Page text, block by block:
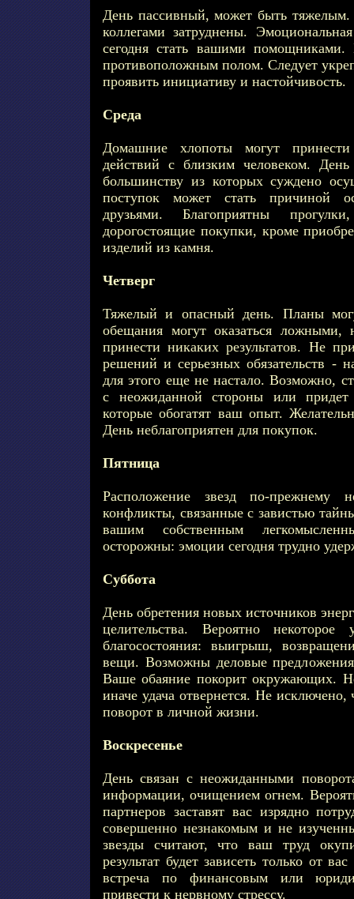
День пассивный, может быть тяжелым.
коллегами затруднены.
сегодня стать вашими помощниками.
противоположным полом. Следует
проявить инициативу и настойчивость.
Среда
Домашние хлопоты могут
действий с близким человеком.
большинству из которых суждено
поступок может стать причиной
друзьями. Благоприятны
дорогостоящие покупки, кроме
изделий из камня.
Четверг
Тяжелый и опасный день. Планы
обещания могут оказаться
принести никаких результатов. Не
решений и серьезных обязательств -
для этого еще не настало. Возможно,
с неожиданной стороны или
которые обогатят ваш опыт.
День неблагоприятен для покупок.
Пятница
Расположение звезд по-прежнему
конфликты, связанные с завистью
вашим собственным
осторожны: эмоции сегодня трудно
Суббота
День обретения новых источников
целительства. Вероятно некоторое
благосостояния: выигрыш,
вещи. Возможны деловые
Ваше обаяние покорит окружающих.
иначе удача отвернется. Не
поворот в личной жизни.
Воскресенье
День связан с неожиданными
информации, очищением огнем.
партнеров заставят вас изрядно
совершенно незнакомым и не
звезды считают, что ваш труд
результат будет зависеть только от
встреча по финансовым или
привести к нервному стрессу.